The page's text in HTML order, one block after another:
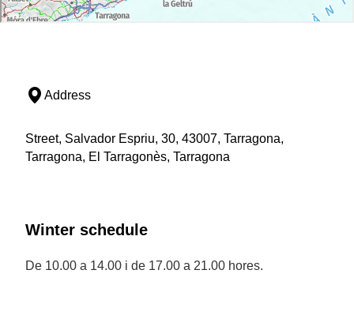
Address
Street, Salvador Espriu, 30, 43007, Tarragona,
Tarragona, El Tarragonès, Tarragona
Winter schedule
De 10.00 a 14.00 i de 17.00 a 21.00 hores.